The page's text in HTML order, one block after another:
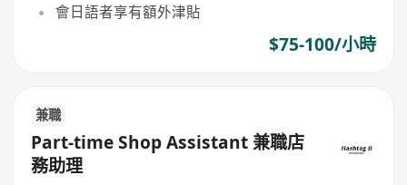
會日語者享有額外津貼
$75-100/小時
兼職
Part-time Shop Assistant 兼職店
務助理